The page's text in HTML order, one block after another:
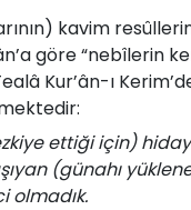
kavim
göre “nebîlerin
Kur’ân-ı
ettiği için)
(günahı
olmadık.